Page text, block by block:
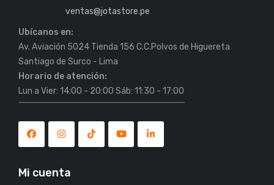
ventas@jotastore.pe
Ubícanos en:
Av. Aviación 5024 Tienda 156 C.C.Polvos de Higuereta
Horario de atención:
Lun a Vier: 14:00 - 20:00 Sáb: 11:30 - 17:00
Mi cuenta